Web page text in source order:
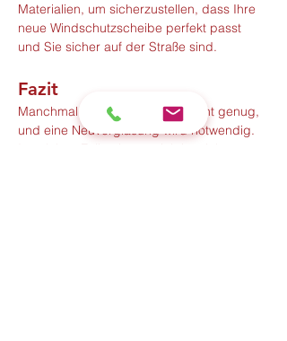
Materialien, um sicherzustellen, dass Ihre
neue Windschutzscheibe perfekt passt
und Sie sicher auf der Straße sind.
Fazit
Manchmal ist eine Reparatur nicht genug,
und eine Neuverglasung wird notwendig.